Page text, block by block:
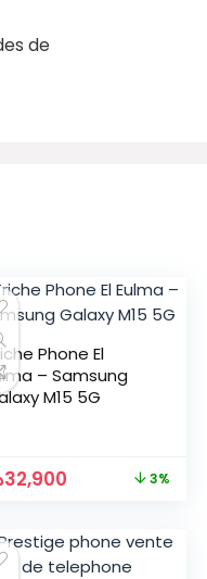
de
Phone El
– Samsung
M15 5G
:
34,000د.ج.
32,900
est :
3%